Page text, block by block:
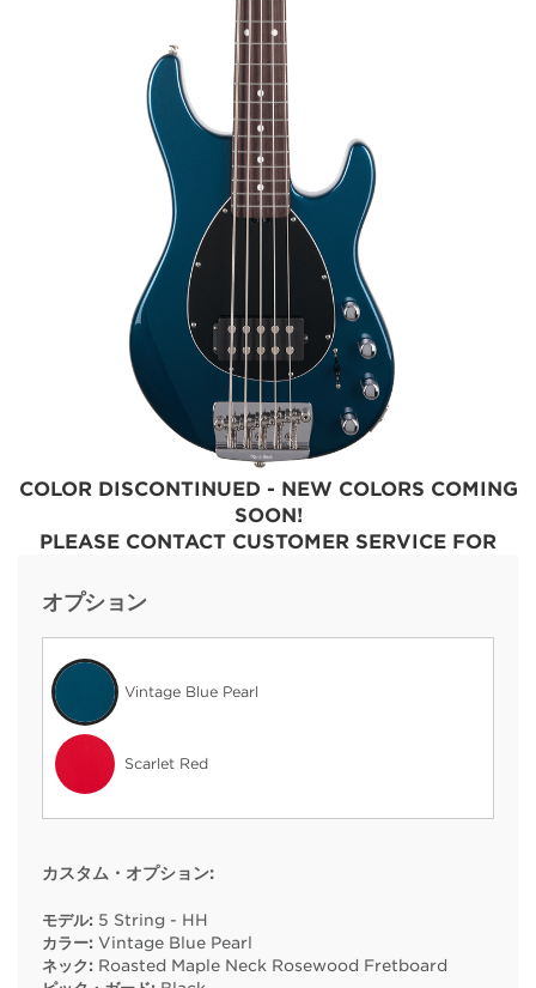
COLOR DISCONTINUED - NEW COLORS COMING
SOON!
PLEASE CONTACT CUSTOMER SERVICE FOR
オプション
Vintage Blue Pearl
Scarlet Red
カスタム・オプション:
モデル: 5 String - HH
カラー: Vintage Blue Pearl
ネック: Roasted Maple Neck Rosewood Fretboard